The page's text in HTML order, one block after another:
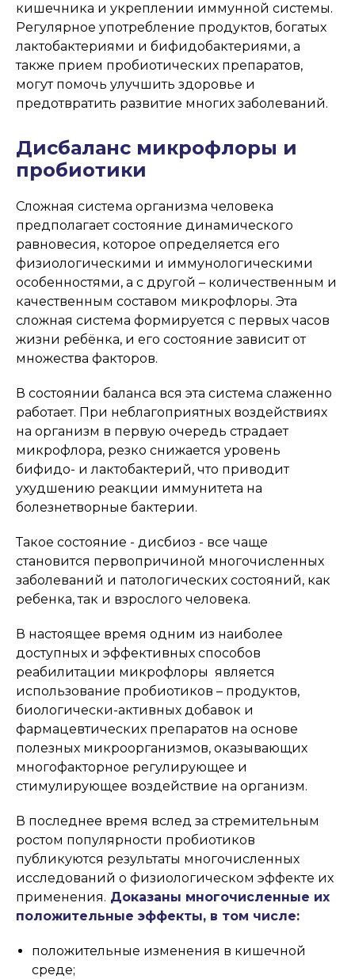
кишечника и укреплении иммунной системы.
Регулярное употребление продуктов, богатых
лактобактериями и бифидобактериями, а
также прием пробиотических препаратов,
могут помочь улучшить здоровье и
предотвратить развитие многих заболеваний.
Дисбаланс микрофлоры и
пробиотики
Сложная система организма человека
предполагает состояние динамического
равновесия, которое определяется его
физиологическими и иммунологическими
особенностями, а с другой – количественным и
качественным составом микрофлоры. Эта
сложная система формируется с первых часов
жизни ребёнка, и его состояние зависит от
множества факторов.
В состоянии баланса вся эта система слаженно
работает. При неблагоприятных воздействиях
на организм в первую очередь страдает
микрофлора, резко снижается уровень
бифидо- и лактобактерий, что приводит
ухудшению реакции иммунитета на
болезнетворные бактерии.
Такое состояние - дисбиоз - все чаще
становится первопричиной многочисленных
заболеваний и патологических состояний, как
ребенка, так и взрослого человека.
В настоящее время одним из наиболее
доступных и эффективных способов
реабилитации микрофлоры является
использование пробиотиков – продуктов,
биологически-активных добавок и
фармацевтических препаратов на основе
полезных микроорганизмов, оказывающих
многофакторное регулирующее и
стимулирующее воздействие на организм.
В последнее время вслед за стремительным
ростом популярности пробиотиков
публикуются результаты многочисленных
исследований о физиологическом эффекте их
применения. Доказаны многочисленные их
положительные эффекты, в том числе:
положительные изменения в кишечной
среде;